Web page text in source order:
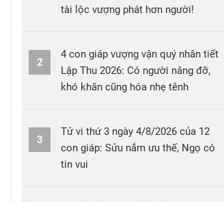
tài lộc vượng phát hơn người!
2
4 con giáp vượng vận quý nhân tiết
Lập Thu 2026: Có người nâng đỡ,
khó khăn cũng hóa nhẹ tênh
3
Tử vi thứ 3 ngày 4/8/2026 của 12
con giáp: Sửu nắm ưu thế, Ngọ có
tin vui